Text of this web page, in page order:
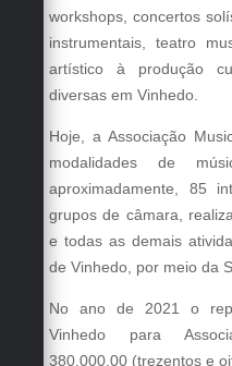
Defesa Civil
Sistema de Protocolo
Poupatempo
Fala.BR
Listagem dos CEPs de
Acesso à Informação
Contratos
workshops, concertos
instrumentais, teatro
artístico à produção
diversas em Vinhedo.
Hoje, a Associação
modalidades de
aproximadamente, 85
grupos de câmara,
e todas as demais
de Vinhedo, por meio da
No ano de 2021 o
Vinhedo para
380.000,00 (trezentos e